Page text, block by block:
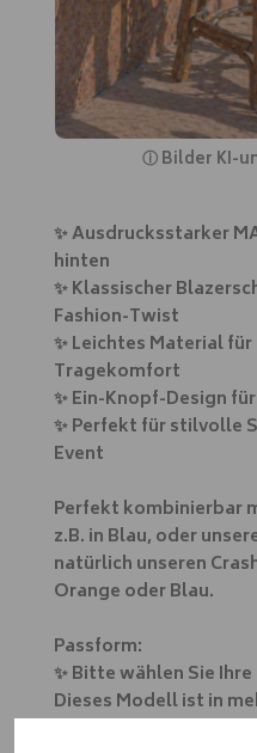
ⓘBilder KI-
✨ Ausdrucksstarker
hinten
✨ Klassischer
Fashion-Twist
✨ Leichtes Material
Tragekomfort
✨ Ein-Knopf-Design
✨ Perfekt für stilvolle
Event
Perfekt kombinierbar
z.B. in Blau, oder
natürlich unseren
Orange oder Blau.
Passform:
✨ Bitte wählen Sie
Dieses Modell ist in